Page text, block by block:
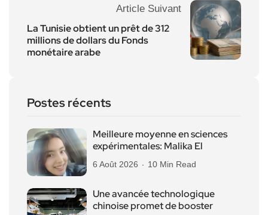
Article Suivant
La Tunisie obtient un prêt de 312
millions de dollars du Fonds
monétaire arabe
Postes récents
Meilleure moyenne en sciences
expérimentales: Malika El
6 Août 2026 10 Min Read
Une avancée technologique
chinoise promet de booster